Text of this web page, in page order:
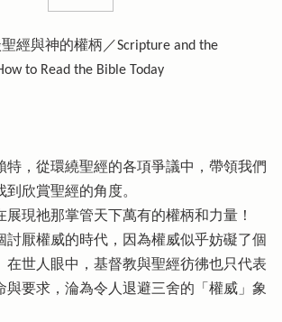
經與神的權柄／Scripture and the
to Read the Bible Today
特，從環繞聖經的各項爭議中，帶領我們
欣賞聖經的角度。
展現祂那掌管天下萬有的權柄和力量！
討厭權威的時代，因為權威似乎妨礙了個
在世人眼中，基督教與聖經彷彿也只代表
與要求，淪為令人退避三舍的「權威」象